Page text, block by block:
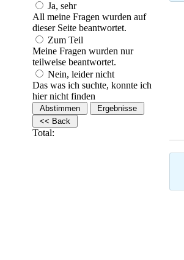
Ja, sehr
All meine Fragen wurden auf
dieser Seite beantwortet.
Zum Teil
Meine Fragen wurden nur
teilweise beantwortet.
Nein, leider nicht
Das was ich suchte, konnte ich
hier nicht finden
Total: